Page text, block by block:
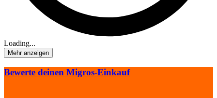
Loading...
Mehr anzeigen
Bewerte deinen Migros-Einkauf